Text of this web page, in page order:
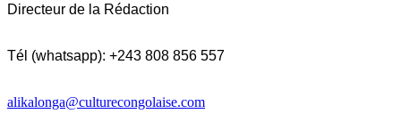
Directeur de la Rédaction
Tél (whatsapp): +243 808 856 557
alikalonga@culturecongolaise.com